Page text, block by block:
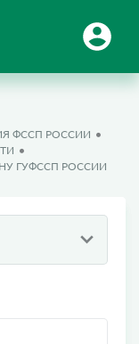
ФССП РОССИИ
ГУФССП РОССИИ